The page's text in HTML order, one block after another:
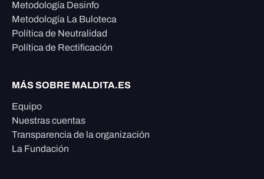
Metodología Desinfo
Metodología La Buloteca
Política de Neutralidad
Política de Rectificación
MÁS SOBRE MALDITA.ES
Equipo
Nuestras cuentas
Transparencia de la organización
La Fundación